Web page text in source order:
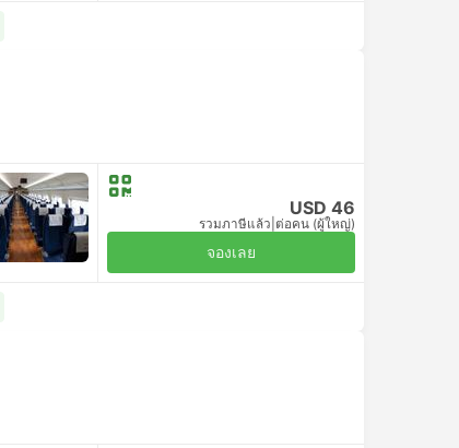
USD 46
รวมภาษีแล้ว ต่อคน (ผู้ใหญ่)
จองเลย